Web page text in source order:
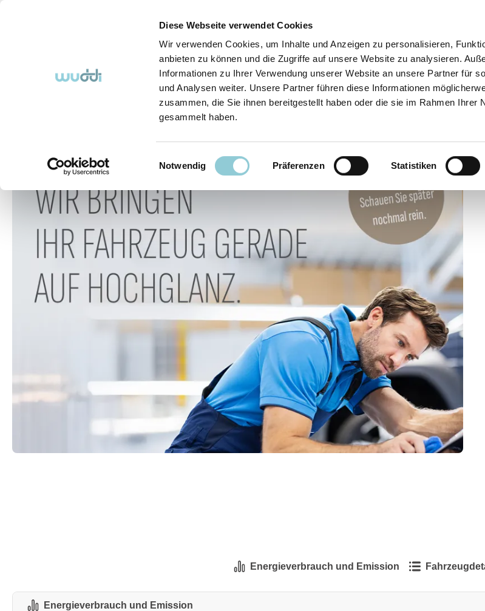
Diese Webseite verwendet Cookies
Wir verwenden Cookies, um Inhalte und Anzeigen zu personalisieren,
anbieten zu können und die Zugriffe auf unsere Website zu analysieren.
Informationen zu Ihrer Verwendung unserer Website an unsere Partner für
und Analysen weiter. Unsere Partner führen diese Informationen
zusammen, die Sie ihnen bereitgestellt haben oder die sie im Rahmen Ihrer
gesammelt haben.
Einwilligungsauswahl
Notwendig Präferenzen Statistiken
Abo-Fahrzeuge So funktioniert's (FAQ) Über Uns Kontakt
Bildergalerie überspringen
Energieverbrauch und Emission
Energieverbrauch und Emission